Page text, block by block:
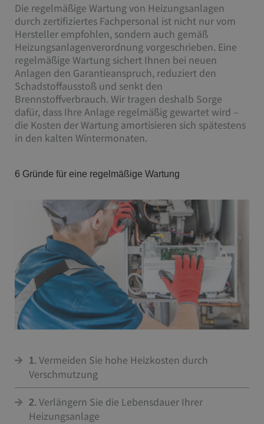
Die regelmäßige Wartung von Heizungsanlagen
durch zertifiziertes Fachpersonal ist nicht nur vom
Hersteller empfohlen, sondern auch gemäß
Heizungsanlagenverordnung vorgeschrieben. Eine
regelmäßige Wartung sichert Ihnen bei neuen
Anlagen den Garantieanspruch, reduziert den
Schadstoffausstoß und senkt den
Brennstoffverbrauch. Wir tragen deshalb Sorge
dafür, dass Ihre Anlage regelmäßig gewartet wird –
die Kosten der Wartung amortisieren sich spätestens
in den kalten Wintermonaten.
6 Gründe für eine regelmäßige Wartung
1. Vermeiden Sie hohe Heizkosten durch
Verschmutzung
2. Verlängern Sie die Lebensdauer Ihrer
Heizungsanlage